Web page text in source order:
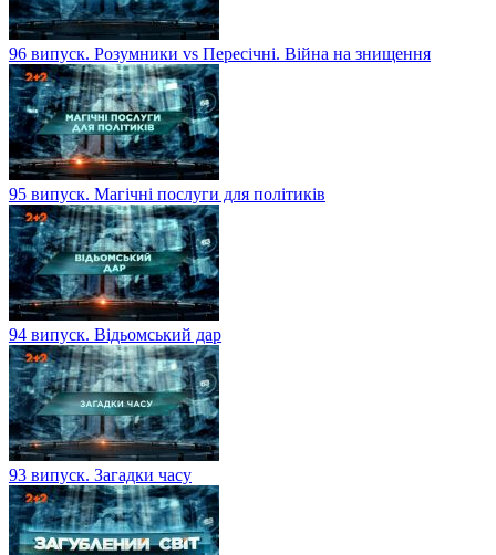
96 випуск. Розумники vs Пересічні. Війна на знищення
95 випуск. Магічні послуги для політиків
94 випуск. Відьомський дар
93 випуск. Загадки часу